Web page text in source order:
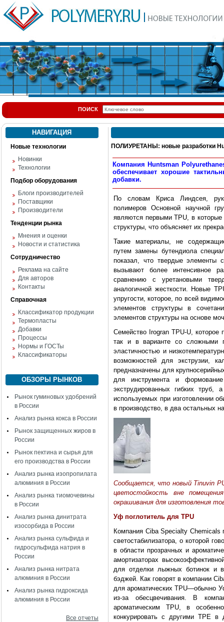
ПОИСК
НАВИГАЦИЯ
Новые технологии
Новинки
Технологии
Подбор оборудования
Блоги производителей
Поставщики
Производители
Тенденции рынка
Мнения и оценки
Новости и статистика
Сотрудничество
Реклама на сайте
Для авторов
Контакты
Справочная
Классификатор продукции
Термопласты
Добавки
Процессы
Нормы и ГОСТы
Классификаторы
ОБЗОРЫ РЫНКОВ
Рынок гуминовых удобрений
в России
Анализ рынка кокса в России
Рынок защищенных жиров в
России
Рынок пектина и сырья для
его производства в России
Анализ рынка изопропилата
алюминия в России
Анализ рынка тиомочевины
в России
Анализ рынка динитрата
изосорбида в России
Анализ рынка сульфида и
гидросульфида натрия в
России
Анализ рынка нитрата
алюминия в России
Анализ рынка гидроксида
алюминия в России
Все отчеты
ПОЛИУРЕТАНЫ: новые разработки
Компания Huntsman
обеспечивает хорошие
добавки.
По словам Криса Линдсея,
полимеров Основной научной
являются первыми TPU, в
структуры, что объясняет их
Такие материалы, не
путем замены бутендиола
показал, что твердые элементы
вызывают более интенсивное
сравнению с уретановыми
аналогичной жесткости. Новые
упругости, которое, по всей
элементов структуры в
элементов структуры на основе
Семейство Irogran TPU-U,
так и в варианте со сложными
эластичностью и
возможностей для экструзии,
предназначены для
для инструмента и формование
экструдированных гибких
используемых при изготовлении
в производство, в два остальных
Сообщается, что новый Tinuvin
цветостойкость вне
окрашивания для изготовления
Уф поглотитель для TPU
Компания Ciba Specialty Chemicals
светостабилизатора, о которой
в области прозрачных и
амортизаторах
для отделки лыжных ботинок и
бэджей. Как говорят в компании
для ароматических TPU—обычно
из-за обесцвечивания. В
ароматическим TPU, в
конкурировать с другими TPE в